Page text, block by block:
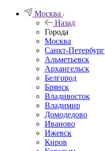
Москва
Назад
Города
Москва
Санкт-Петербург
Альметьевск
Архангельск
Белгород
Брянск
Владивосток
Владимир
Домодедово
Иваново
Ижевск
Киров